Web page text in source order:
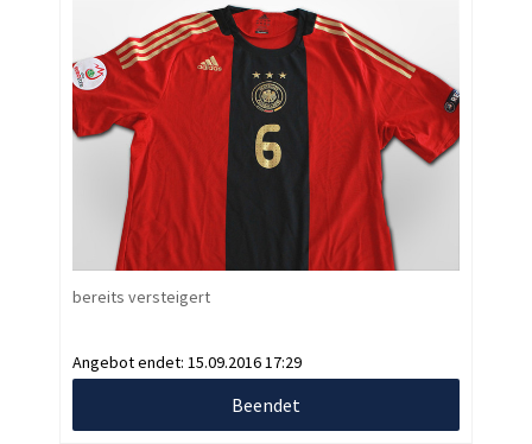
bereits versteigert
Angebot endet: 15.09.2016 17:29
Beendet